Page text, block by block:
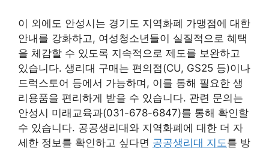
이 외에도 안성시는 경기도 지역화폐 가맹점에 대한
안내를 강화하고, 여성청소년들이 실질적으로 혜택
을 체감할 수 있도록 지속적으로 제도를 보완하고
있습니다. 생리대 구매는 편의점(CU, GS25 등)이나
드럭스토어 등에서 가능하며, 이를 통해 필요한 생
리용품을 편리하게 받을 수 있습니다. 관련 문의는
안성시 미래교육과(031-678-6847)를 통해 확인할
수 있습니다. 공공생리대와 지역화폐에 대한 더 자
세한 정보를 확인하고 싶다면 공공생리대 지도를 방